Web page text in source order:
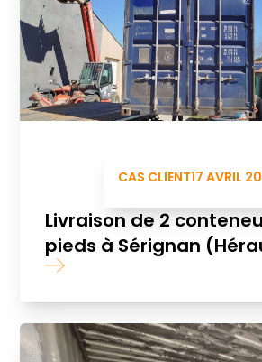
CAS CLIENT17 AVRIL
Livraison de 2
pieds à Sérignan